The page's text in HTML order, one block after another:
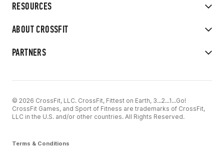
RESOURCES
ABOUT CROSSFIT
PARTNERS
© 2026 CrossFit, LLC. CrossFit, Fittest on Earth, 3...2...1...Go!
CrossFit Games, and Sport of Fitness are trademarks of CrossFit,
LLC in the U.S. and/or other countries. All Rights Reserved.
Terms & Conditions